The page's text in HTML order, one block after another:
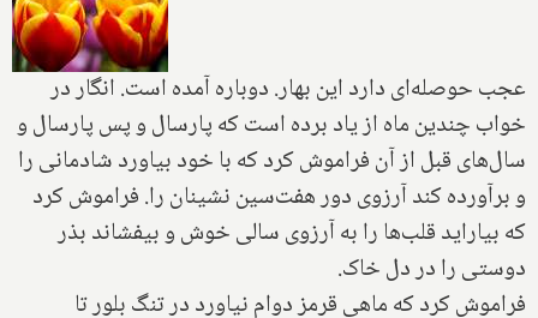
عجب حوصله‌اى دارد اين بهار. دوباره آمده است. انگار در
خواب چندين ماه از ياد برده است كه پارسال و پس پارسال و
سال‌هاى قبل از آن فراموش كرد كه با خود بياورد شادمانى را
و برآورده كند آرزوى دور هفت‌سين نشينان را. فراموش كرد
كه بيارايد قلب‌ها را به آرزوى سالى خوش و بيفشاند بذر
دوستى را در دل خاک.
فراموش كرد كه ماهى قرمز دوام نياورد در تنگ بلور تا